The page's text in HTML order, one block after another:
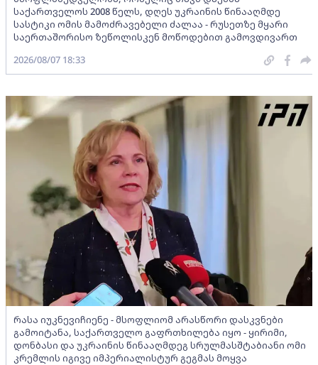
საქართველოს 2008 წელს, დღეს უკრაინის წინააღმდე
სასტიკი ომის მამოძრავებელი ძალაა - რუსეთზე მყარი
საერთაშორისო ზეწოლისკენ მოწოდებით გამოვდივართ
2026/08/07 18:33
რასა იუკნევიჩიენე - მსოფლიომ არასწორი დასკვნები
გამოიტანა, საქართველო გაფრთხილება იყო - ყირიმი,
დონბასი და უკრაინის წინააღმდეგ სრულმასშტაბიანი ომი
კრემლის იგივე იმპერიალისტურ გეგმას მოყვა